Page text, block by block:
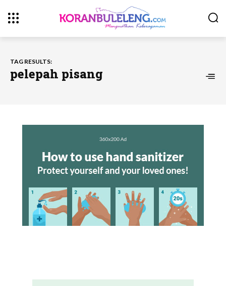
TAG RESULTS:
pelepah pisang